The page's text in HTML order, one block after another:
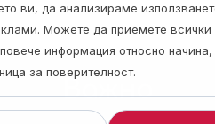
Важно
ви, да анализираме
Можете да приемете всички
информация относно
за поверителност.